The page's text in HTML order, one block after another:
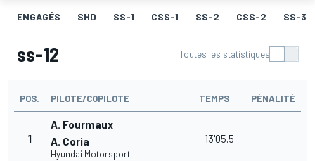
ENGAGÉS SHD SS-1 CSS-1 SS-2 CSS-2 SS-3
ss-12 Toutes les statistiques
POS. PILOTE/COPILOTE TEMPS PÉNALITÉ
1
A. Fourmaux
A. Coria
Hyundai Motorsport
13'05.5